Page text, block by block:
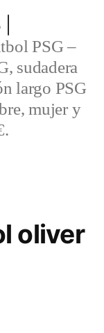
PSG –
sudadera
largo PSG
mujer y
oliver